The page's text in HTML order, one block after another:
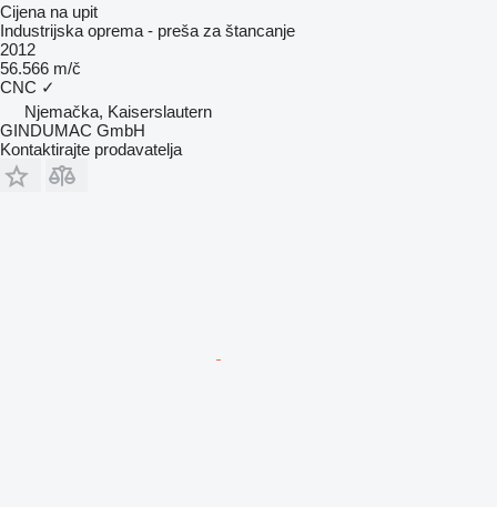
Cijena na upit
Industrijska oprema - preša za štancanje
2012
56.566 m/č
CNC ✓
Njemačka, Kaiserslautern
GINDUMAC GmbH
Kontaktirajte prodavatelja